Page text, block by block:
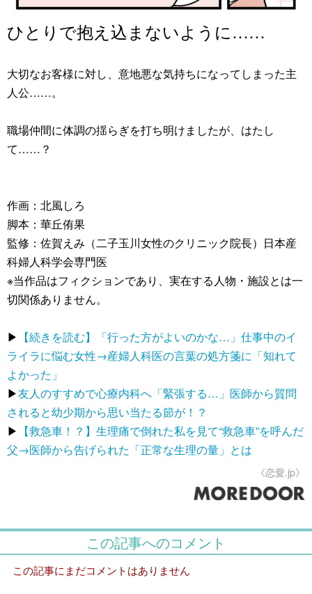
ひとりで抱え込まないように……
大切なお客様に対し、意地悪な気持ちになってしまった主
人公……。
職場仲間に体調の揺らぎを打ち明けましたが、はたし
て……？
作画：北風しろ
脚本：華丘侑果
監修：佐賀えみ（二子玉川女性のクリニック院長）日本産
科婦人科学会専門医
※当作品はフィクションであり、実在する人物・施設とは一
切関係ありません。
▶ 【続きを読む】「行った方がよいのかな…」仕事中のイ
ライラに悩む女性→産婦人科医の言葉の処方箋に「知れて
よかった」
▶友人のすすめで心療内科へ「緊張する…」医師から質問
されると幼少期から思い当たる節が！？
▶ 【救急車！？】生理痛で倒れた私を見て“救急車”を呼んだ
父→医師から告げられた「正常な生理の量」とは
《恋愛.jp》